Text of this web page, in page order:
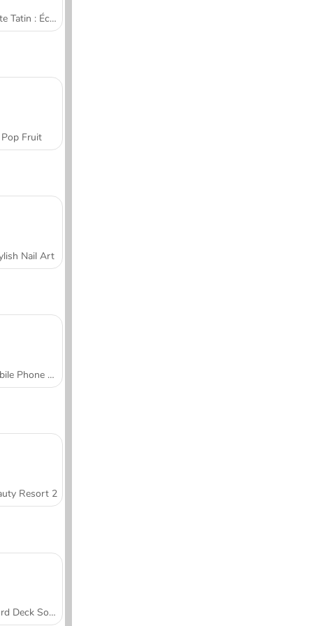
Tarte Tatin : École de cuisine de Sara
Pop Fruit
Nail Art
Mobile Phone Case Design & DIY
Resort 2
Word Deck Solitaire